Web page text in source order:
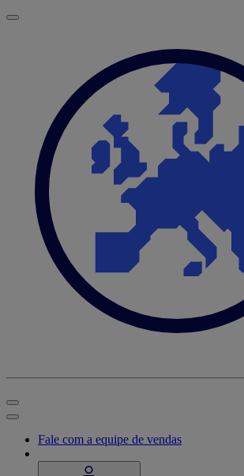
Fale com a equipe de vendas